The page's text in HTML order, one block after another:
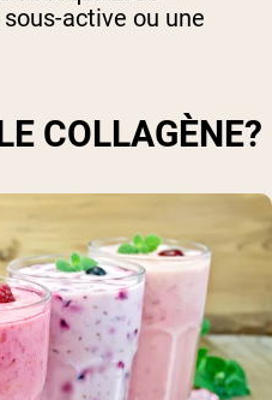
active ou une
COLLAGÈNE?